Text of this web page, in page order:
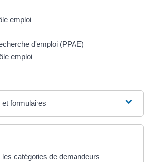
emploi
d'emploi (PPAE)
emploi
et formulaires
les catégories de demandeurs